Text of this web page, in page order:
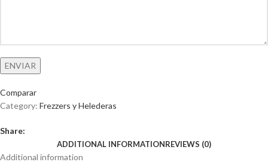
Comparar
Category: Frezzers y Helederas
Share:
ADDITIONAL INFORMATIONREVIEWS (0)
Additional information